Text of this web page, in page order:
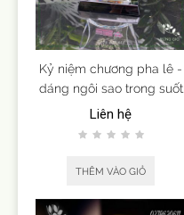
Kỷ niệm chương pha lê -
dáng ngôi sao trong suốt
Liên hệ
THÊM VÀO GIỎ